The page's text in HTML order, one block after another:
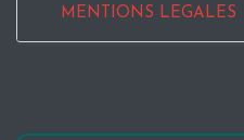
MENTIONS LEGALES